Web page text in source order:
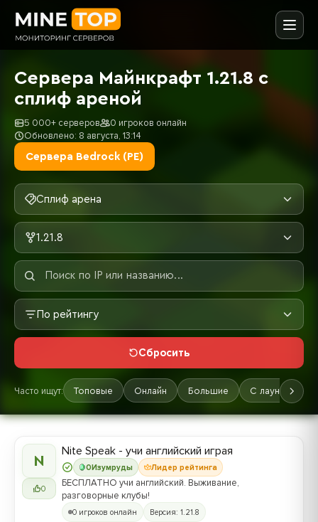
Сервера Майнкрафт 1.21.8 с
сплиф ареной
5 000+ серверов
0 игроков онлайн
Обновлено: 8 августа, 13:14
Сервера Bedrock (PE)
Сплиф арена
1.21.8
По рейтингу
Сбросить
Часто ищут: Топовые Онлайн Большие С лаунчером
N
0
0Изумруды Лидер рейтинга
Nite Speak - учи английский играя
БЕСПЛАТНО учи английский. Выживание,
разговорные клубы!
0 игроков онлайн Версия: 1.21.8